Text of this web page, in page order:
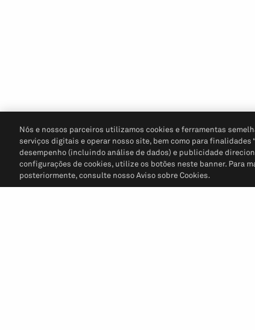
Nós e nossos parceiros utilizamos cookies e ferramentas
serviços digitais e operar nosso site, bem como para
desempenho (incluindo análise de dados) e publicidade
configurações de cookies, utilize os botões neste banner. Para
posteriormente, consulte nosso Aviso sobre Cookies.